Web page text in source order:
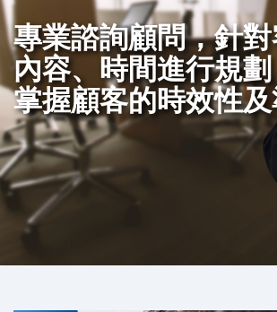
專業諮詢顧問，針
內容、時間進行規
掌握顧客的時效性及
精益求精，配合市
持更好的服務理念
專業級高效率的服務
更多的顧客
良好的服務及翻譯
獲得各公、民營機
體，學校等認可